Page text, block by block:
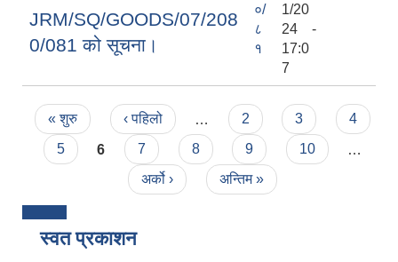
JRM/SQ/GOODS/07/208
0/081 को सूचना।
०/
८
१
1/20
24 -
17:0
7
Pages
« शुरु ‹ पहिलो 2 3
4
5
6 7 8 9 10
अर्को ›
अन्तिम »
स्वत प्रकाशन